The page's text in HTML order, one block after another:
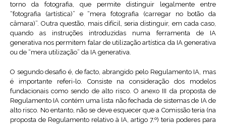
torno da fotografia, que permite distinguir legalmente entre
“fotografia (artística)” e “mera fotografia (carregar no botão da
câmara)”. Outra questão, mais difícil, seria distinguir, em cada caso,
quando as instruções introduzidas numa ferramenta de IA
generativa nos permitem falar de utilização artística da IA generativa
ou de “mera utilização” da IA generativa.
O segundo desafio é, de facto, abrangido pelo Regulamento IA, mas
é importante referi-lo. Consiste na consideração dos modelos
fundacionais como sendo de alto risco. O anexo III da proposta de
Regulamento IA contém uma lista não fechada de sistemas de IA de
alto risco. No entanto, não se deve esquecer que a Comissão teria (na
proposta de Regulamento relativo à IA, artigo 7.º) teria poderes para